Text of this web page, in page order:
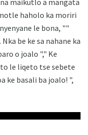
maikutlo a mangata
haholo ka moriri
le bona, ""
be ke sa nahane ka
o joalo "," Ke
le liqeto tse sebete
ke basali ba joalo! ",